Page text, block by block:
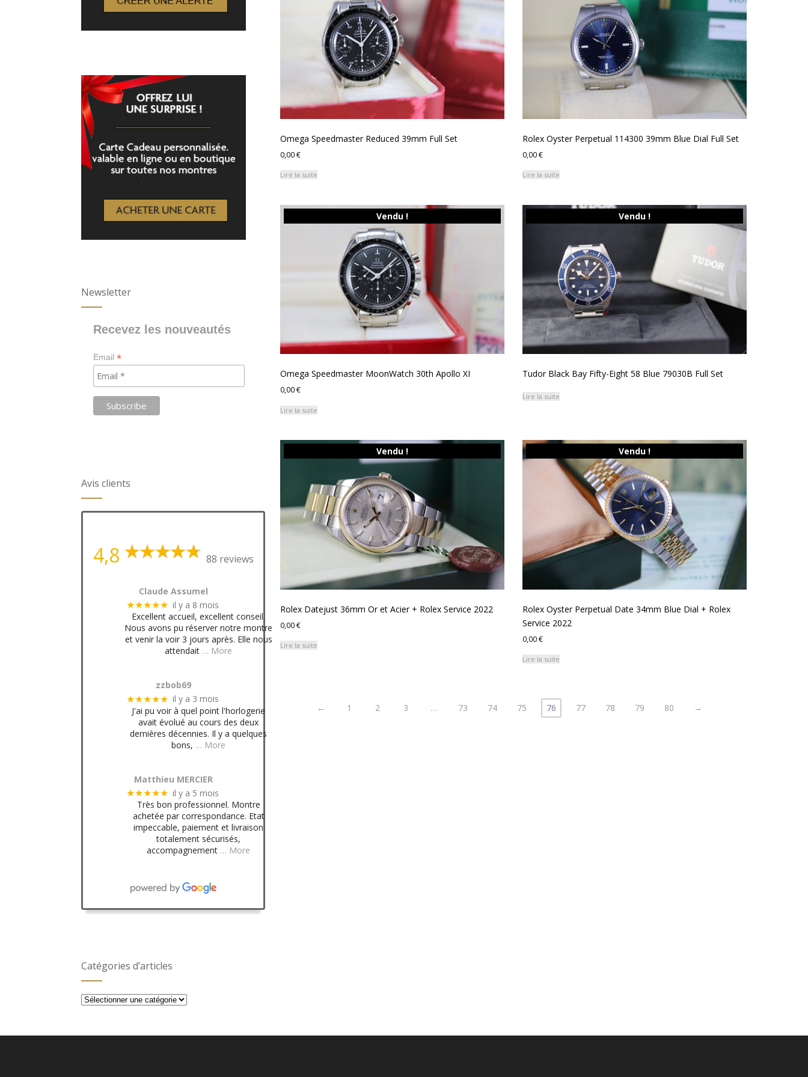
Omega Speedmaster Reduced 39mm Full Set
0,00€
Lire la suite
Rolex Oyster Perpetual 114300 39mm Blue Dial Full Set
0,00€
Lire la suite
Vendu !
Omega Speedmaster MoonWatch 30th Apollo XI
0,00€
Lire la suite
Vendu !
Tudor Black Bay Fifty-Eight 58 Blue 79030B Full Set
Lire la suite
Vendu !
Rolex Datejust 36mm Or et Acier + Rolex Service 2022
0,00€
Lire la suite
Vendu !
Rolex Oyster Perpetual Date 34mm Blue Dial + Rolex
Service 2022
0,00€
Lire la suite
← 1 2 3 … 73 74 75 76 77 78 79 80 →
Newsletter
Recevez les nouveautés
Email*
Avis clients
4,8 88 reviews
Claude Assumel
★★★★★ il y a 8 mois
Excellent accueil, excellent conseil.
Nous avons pu réserver notre montre
et venir la voir 3 jours après. Elle nous
attendait … More
zzbob69
★★★★★ il y a 3 mois
J'ai pu voir à quel point l'horlogerie
avait évolué au cours des deux
dernières décennies. Il y a quelques
bons, … More
Matthieu MERCIER
★★★★★ il y a 5 mois
Très bon professionnel. Montre
achetée par correspondance. Etat
impeccable, paiement et livraison
totalement sécurisés,
accompagnement … More
Catégories d’articles
Catégories